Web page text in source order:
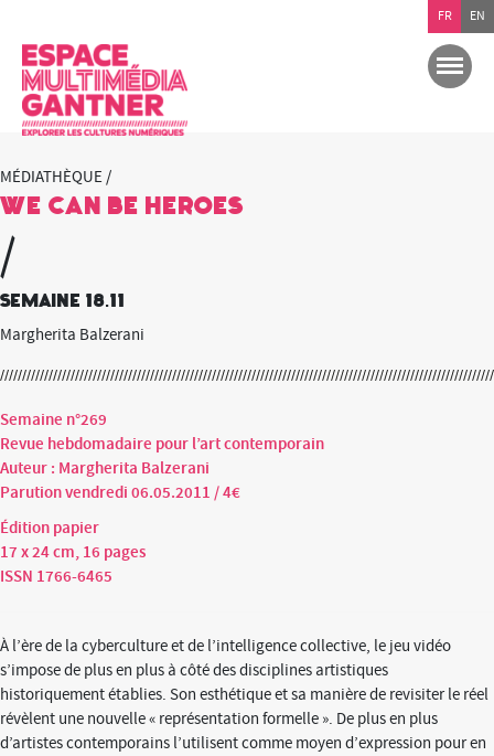
MÉDIATHÈQUE /
We can be heroes
/
semaine 18.11
Margherita Balzerani
Semaine n°269
Revue hebdomadaire pour l’art contemporain
Auteur : Margherita Balzerani
Parution vendredi 06.05.2011 / 4€
Édition papier
17 x 24 cm, 16 pages
ISSN 1766-6465
À l’ère de la cyberculture et de l’intelligence collective, le jeu vidéo
s’impose de plus en plus à côté des disciplines artistiques
historiquement établies. Son esthétique et sa manière de revisiter le réel
révèlent une nouvelle « représentation formelle ». De plus en plus
d’artistes contemporains l’utilisent comme moyen d’expression pour en
FR EN